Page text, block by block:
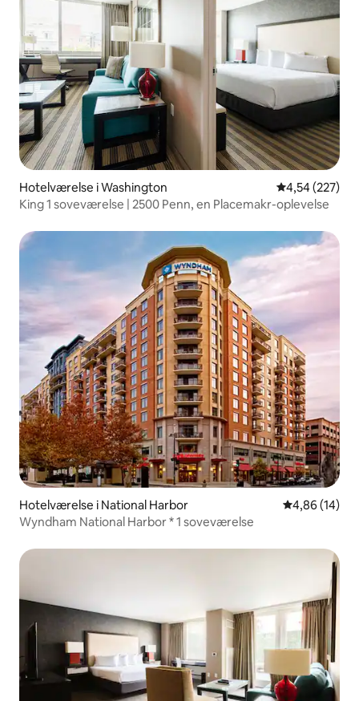
Hotelværelse i Washington 4,54 ud af 5 i
4,54 (227)
King 1 soveværelse | 2500 Penn, en Placemakr-oplevelse
Hotelværelse i National Harbor 4,86 ud af 5 i
4,86 (14)
Wyndham National Harbor * 1 soveværelse